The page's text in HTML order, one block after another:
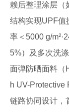
赖后整理涂层（
结构实现UPF值
率＜5000 g/
5%）及多次洗
面弹防晒面料（
h UV-
链路协同设计，